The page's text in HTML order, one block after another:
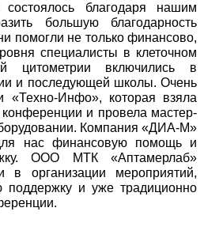
состоялось благодаря нашим
большую благодарность
помогли не только финансово,
специалисты в клеточном
цитометрии включились в
и последующей школы. Очень
«Техно-Инфо», которая взяла
конференции и провела мастер-
Компания «ДИА-М»
нас финансовую помощь и
ООО МТК «Аптамерлаб»
в организации мероприятий,
поддержку и уже традиционно